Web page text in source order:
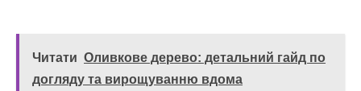
Читати Оливкове дерево: детальний гайд по
догляду та вирощуванню вдома